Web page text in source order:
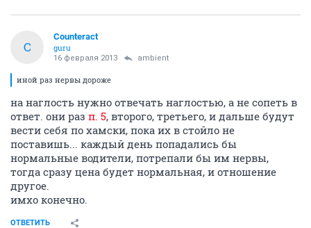
C
Counteract
guru
16 февраля 2013 аmbient
иной раз нервы дороже
на наглость нужно отвечать наглостью, а не сопеть в
ответ. они раз п. 5, второго, третьего, и дальше будут
вести себя по хамски, пока их в стойло не
поставишь... каждый день попадались бы
нормальные водители, потрепали бы им нервы,
тогда сразу цена будет нормальная, и отношение
другое.
имхо конечно.
ОТВЕТИТЬ